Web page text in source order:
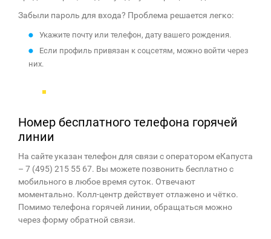
Забыли пароль для входа? Проблема решается легко:
Укажите почту или телефон, дату вашего рождения.
Если профиль привязан к соцсетям, можно войти через
них.
Номер бесплатного телефона горячей
линии
На сайте указан телефон для связи с оператором еКапуста
– 7 (495) 215 55 67. Вы можете позвонить бесплатно с
мобильного в любое время суток. Отвечают
моментально. Колл-центр действует отлажено и чётко.
Помимо телефона горячей линии, обращаться можно
через форму обратной связи.